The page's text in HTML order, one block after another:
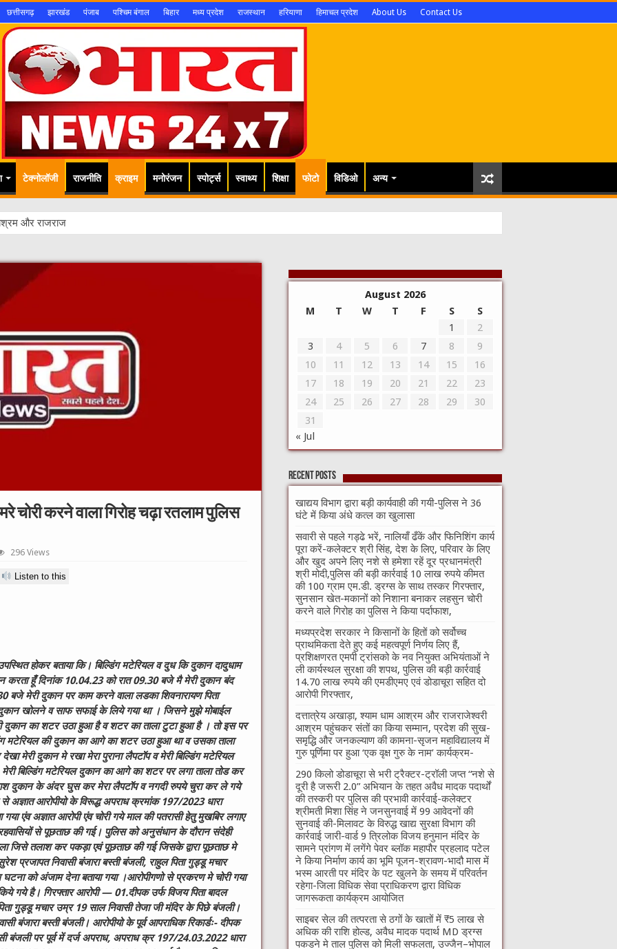
छत्तीसगढ़ झारखंड पंजाब पश्चिम बंगाल बिहार मध्य प्रदेश राजस्थान हरियाणा हिमाचल प्रदेश About Us Contact Us
टेक्नोलॉजी राजनीति क्राइम मनोरंजन स्पोर्ट्स स्वाथ्य शिक्षा फोटो विडिओ अन्य
और राजराजेश्वरी आश्रम पहुंचकर संतों का किया सम्मान, प्रदेश की सुख-समृद्धि और जनकल्याण की कामना-सृजन महाविद्यालय में गुरु पू
करने वाला गिरोह चढ़ा रतलाम पुलिस
296 Views
Listen to this
होकर बताया कि। बिल्डिंग मटेरियल व दुध कि दुकान दादुधाम
हूँ दिनांक 10.04.23 को रात 09.30 बजे मै मेरी दुकान बंद
मेरी दुकान पर काम करने वाला लडका शिवनारायण पिता
दुकान खोलने व साफ सफाई के लिये गया था । जिसने मुझे मोबाईल
दुकान का शटर उठा हुआ है व शटर का ताला टुटा हुआ है । तो इस पर
मटेरियल की दुकान का आगे का शटर उठा हुआ था व उसका ताला
मेरी दुकान मे रखा मेरा पुराना लैपटॉप व मेरी बिल्डिंग मटेरियल
बिल्डिंग मटेरियल दुकान का आगे का शटर पर लगा ताला तोड कर
दुकान के अंदर घुस कर मेरा लैपटॉप व नगदी रुपये चुरा कर ले गये
से अज्ञात आरोपीयो के विरूद्ध अपराध क्रमांक 197/2023 धारा
एंव अज्ञात आरोपी एंव चोरी गये माल की पतरासी हेतु मुखबिर लगाए
से पूछताछ की गई। पुलिस को अनुसंधान के दौरान संदेही
जिसे तलाश कर पकड़ा एवं पूछताछ की गई जिसके द्वारा पूछताछ मे
प्रजापत निवासी बंजारा बस्ती बंजली, राहुल पिता गुड्डू मचार
को अंजाम देना बताया गया ।आरोपीगणो से प्रकरण मे चोरी गया
गये है। गिरफ्तार आरोपी — 01.दीपक उर्फ विजय पिता बादल
गुड्डू मचार उम्र 19 साल निवासी तेजा जी मंदिर के पिछे बंजली।
बंजारा बस्ती बंजली। आरोपीयो के पूर्व आपराधिक रिकार्डः- दीपक
बंजली पर पूर्व में दर्ज अपराध, अपराध क्र 197/24.03.2022 धारा
August 2026
M
T W T F S
S
1
2
3
4 5 6 7 8
9
10
11 12 13 14 15
16
17
18 19 20 21 22
23
24
25 26 27 28 29
30
31
« Jul
Recent Posts
खाद्यय विभाग द्वारा बड़ी कार्यवाही की गयी-पुलिस ने 36
घंटे में किया अंधे कत्ल का खुलासा
सवारी से पहले गड्ढे भरें, नालियाँ ढँकें और फिनिशिंग कार्य
पूरा करें-कलेक्टर श्री सिंह, देश के लिए, परिवार के लिए
और खुद अपने लिए नशे से हमेशा रहें दूर प्रधानमंत्री
श्री मोदी,पुलिस की बड़ी कार्रवाई 10 लाख रुपये कीमत
की 100 ग्राम एम.डी. ड्रग्स के साथ तस्कर गिरफ्तार,
सुनसान खेत-मकानों को निशाना बनाकर लहसुन चोरी
करने वाले गिरोह का पुलिस ने किया पर्दाफाश,
मध्यप्रदेश सरकार ने किसानों के हितों को सर्वोच्च
प्राथमिकता देते हुए कई महत्वपूर्ण निर्णय लिए हैं,
प्रशिक्षणरत एमपी ट्रांसको के नव नियुक्त अभियंताओं ने
ली कार्यस्थल सुरक्षा की शपथ, पुलिस की बड़ी कार्रवाई
14.70 लाख रुपये की एमडीएमए एवं डोडाचूरा सहित दो
आरोपी गिरफ्तार,
दत्तात्रेय अखाड़ा, श्याम धाम आश्रम और राजराजेश्वरी
आश्रम पहुंचकर संतों का किया सम्मान, प्रदेश की सुख-
समृद्धि और जनकल्याण की कामना-सृजन महाविद्यालय में
गुरु पूर्णिमा पर हुआ ‘एक वृक्ष गुरु के नाम’ कार्यक्रम-
290 किलो डोडाचूरा से भरी ट्रैक्टर-ट्रॉली जप्त “नशे से
दूरी है जरूरी 2.0” अभियान के तहत अवैध मादक पदार्थों
की तस्करी पर पुलिस की प्रभावी कार्रवाई-कलेक्टर
श्रीमती मिशा सिंह ने जनसुनवाई में 99 आवेदनों की
सुनवाई की-मिलावट के विरुद्ध खाद्य सुरक्षा विभाग की
कार्रवाई जारी-वार्ड 9 त्रिलोक विजय हनुमान मंदिर के
सामने प्रांगण में लगेंगे पेवर ब्लॉक महापौर प्रहलाद पटेल
ने किया निर्माण कार्य का भूमि पूजन-श्रावण-भादौ मास में
भस्म आरती पर मंदिर के पट खुलने के समय में परिवर्तन
रहेगा-जिला विधिक सेवा प्राधिकरण द्वारा विधिक
जागरूकता कार्यक्रम आयोजित
साइबर सेल की तत्परता से ठगों के खातों में ₹5 लाख से
अधिक की राशि होल्ड, अवैध मादक पदार्थ MD ड्रग्स
पकडने मे ताल पुलिस को मिली सफलता, उज्जैन–भोपाल